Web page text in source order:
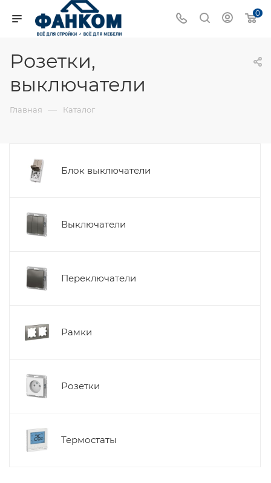
0
Розетки,
выключатели
Главная — Каталог
Блок выключатели
Выключатели
Переключатели
Рамки
Розетки
Термостаты